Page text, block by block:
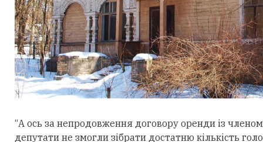
“А ось за непродовження договору оренди із
депутати не змогли зібрати достатню кількість